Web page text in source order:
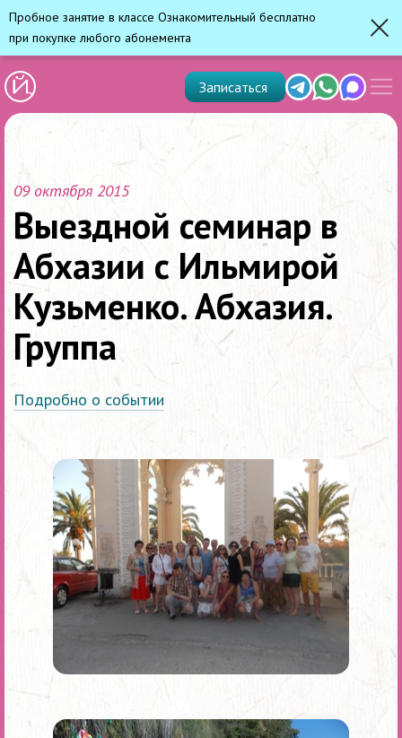
Пробное занятие в классе Ознакомительный бесплатно
при покупке любого абонемента
TelegramWhats'app
Max
Записаться
меню
09 октября 2015
Выездной семинар в
Абхазии с Ильмирой
Кузьменко. Абхазия.
Группа
Подробно о событии